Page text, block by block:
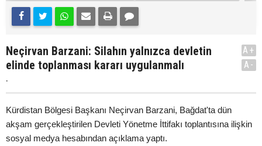
Neçirvan Barzani: Silahın yalnızca devletin
elinde toplanması kararı uygulanmalı
.
A+
A-
Kürdistan Bölgesi Başkanı Neçirvan Barzani, Bağdat'ta dün
akşam gerçekleştirilen Devleti Yönetme İttifakı toplantısına ilişkin
sosyal medya hesabından açıklama yaptı.